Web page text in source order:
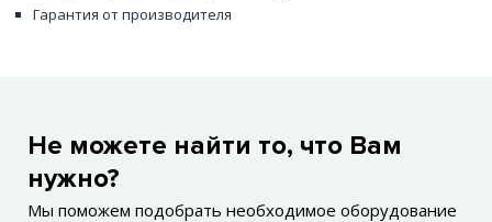
Гарантия от производителя
Не можете найти то, что Вам
нужно?
Мы поможем подобрать необходимое оборудование